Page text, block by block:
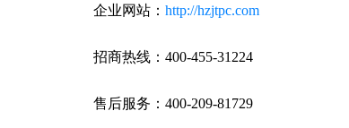
企业网站： http://hzjtpc.com
招商热线：400-455-31224
售后服务：400-209-81729